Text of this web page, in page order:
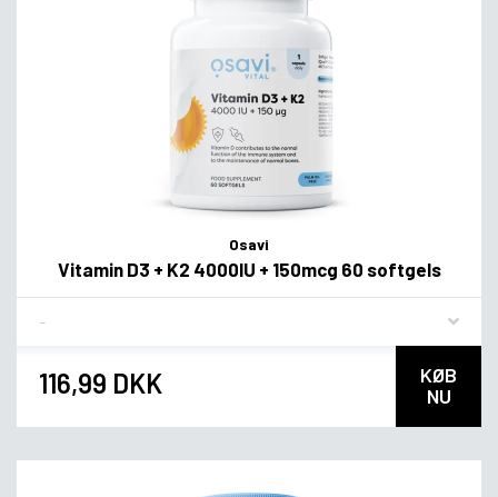
Osavi
Vitamin D3 + K2 4000IU + 150mcg 60 softgels
116,99 DKK
KØB
NU